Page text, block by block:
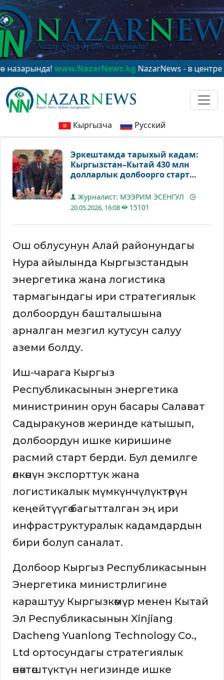
www.NazarNews.kgNazarNews - в центре
Кыргызча Русский
Эркештамда тарыхый кадам:
Кыргызстан–Кытай 430 млн
долларлык долбоорго старт
Журналист: МЭЭРИМ ЭСЕНГУЛ
20.05.2026, 16:08 15101
Ош облусунун Алай районундагы
Нура айылында Кыргызстандын
энергетика жана логистика
тармагындагы ири стратегиялык
долбоордун башталышына
арналган мезгил кутусун салуу
аземи болду.
Иш-чарага Кыргыз
Республикасынын энергетика
министринин орун басары Салават
Садыракунов жеринде катышып,
долбоордун ишке киришине
расмий старт берди. Бул демилге
өлкөнүн экспорттук жана
логистикалык мүмкүнчүлүктөрүн
кеңейтүүгө багытталган эң ири
инфраструктуралык кадамдардын
бири болуп саналат.
Долбоор Кыргыз Республикасынын
Энергетика министрлигине
караштуу Кыргызкөмүр менен Кытай
Эл Республикасынын Xinjiang
Dacheng Yuanlong Technology Co.,
Ltd ортосундагы стратегиялык
өнөктөштүктүн негизинде ишке